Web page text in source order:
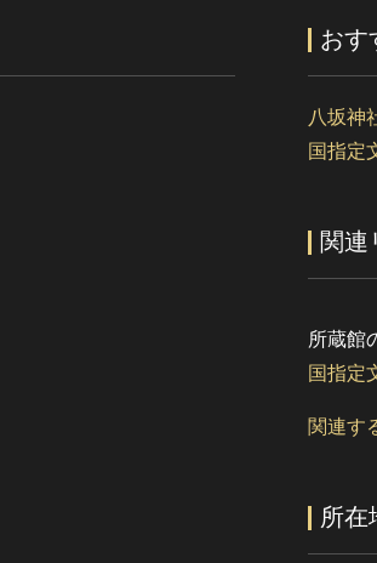
おす
八坂神
国指定
関連
所蔵館
国指定
関連す
所在